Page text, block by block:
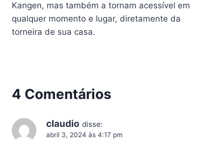
Kangen, mas também a tornam acessível em
qualquer momento e lugar, diretamente da
torneira de sua casa.
4 Comentários
claudio disse:
abril 3, 2024 às 4:17 pm